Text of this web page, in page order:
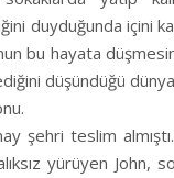
duyduğunda içini
bu hayata
düşündüğü
şehri teslim
yürüyen John,